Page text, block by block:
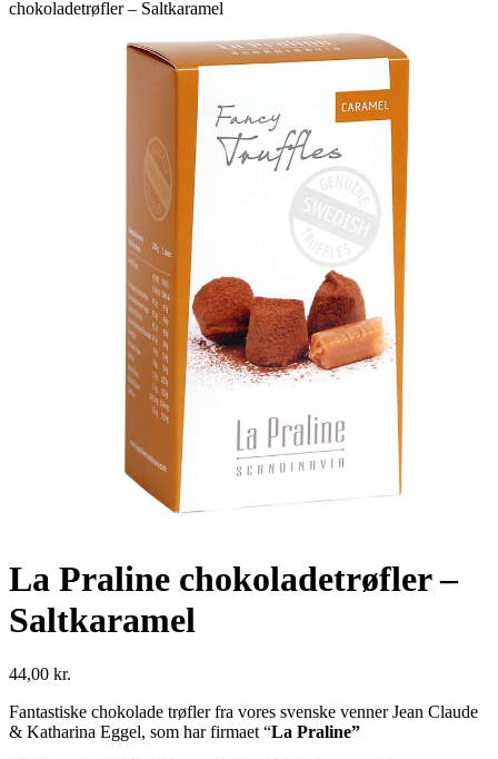
chokoladetrøfler – Saltkaramel
La Praline chokoladetrøfler –
Saltkaramel
44,00 kr.
Fantastiske chokolade trøfler fra vores svenske venner Jean Claude
& Katharina Eggel, som har firmaet “La Praline”